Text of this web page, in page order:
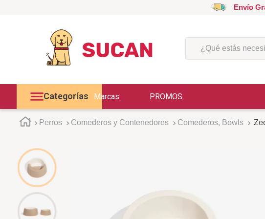
Envío
¿Qué estás
Categorías Marcas PROMOS
Perros Comederos y Contenedores Comederos, Bowls